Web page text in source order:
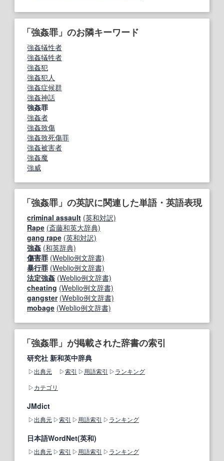
「強姦罪」のお隣キーワード
強姦犠性者
強姦犠牲者
強姦犯
強姦犯人
強姦症候群
強姦神話
強姦罪
強姦者
強姦致傷
強姦致死傷罪
強姦被害者
強姦魔
強威
「強姦罪」の英訳に関連した単語・英語表現
criminal assault (英和対訳)
Rape (斎藤和英大辞典)
gang rape (英和対訳)
強姦 (和英辞典)
傷害罪 (Weblio例文辞書)
暴行罪 (Weblio例文辞書)
法定強姦 (Weblio例文辞書)
cheating (Weblio例文辞書)
gangster (Weblio例文辞書)
mobage (Weblio例文辞書)
「強姦罪」が掲載された辞書の索引
研究社 新和英中辞典
出典元 索引 用語索引
ランキング
カテゴリ
JMdict
出典元 索引 用語索引 ランキング
日本語WordNet(英和)
出典元 索引 用語索引 ランキング